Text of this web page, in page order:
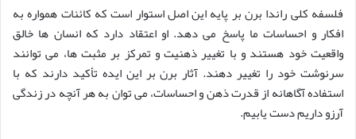
فلسفه کلی راندا برن بر پایه این اصل استوار است که کائنات همواره به
افکار و احساسات ما پاسخ می دهد. او اعتقاد دارد که انسان ها خالق
واقعیت خود هستند و با تغییر ذهنیت و تمرکز بر مثبت ها، می توانند
سرنوشت خود را تغییر دهند. آثار برن بر این ایده تأکید دارند که با
استفاده آگاهانه از قدرت ذهن و احساسات، می توان به هر آنچه در زندگی
آرزو داریم دست یابیم.